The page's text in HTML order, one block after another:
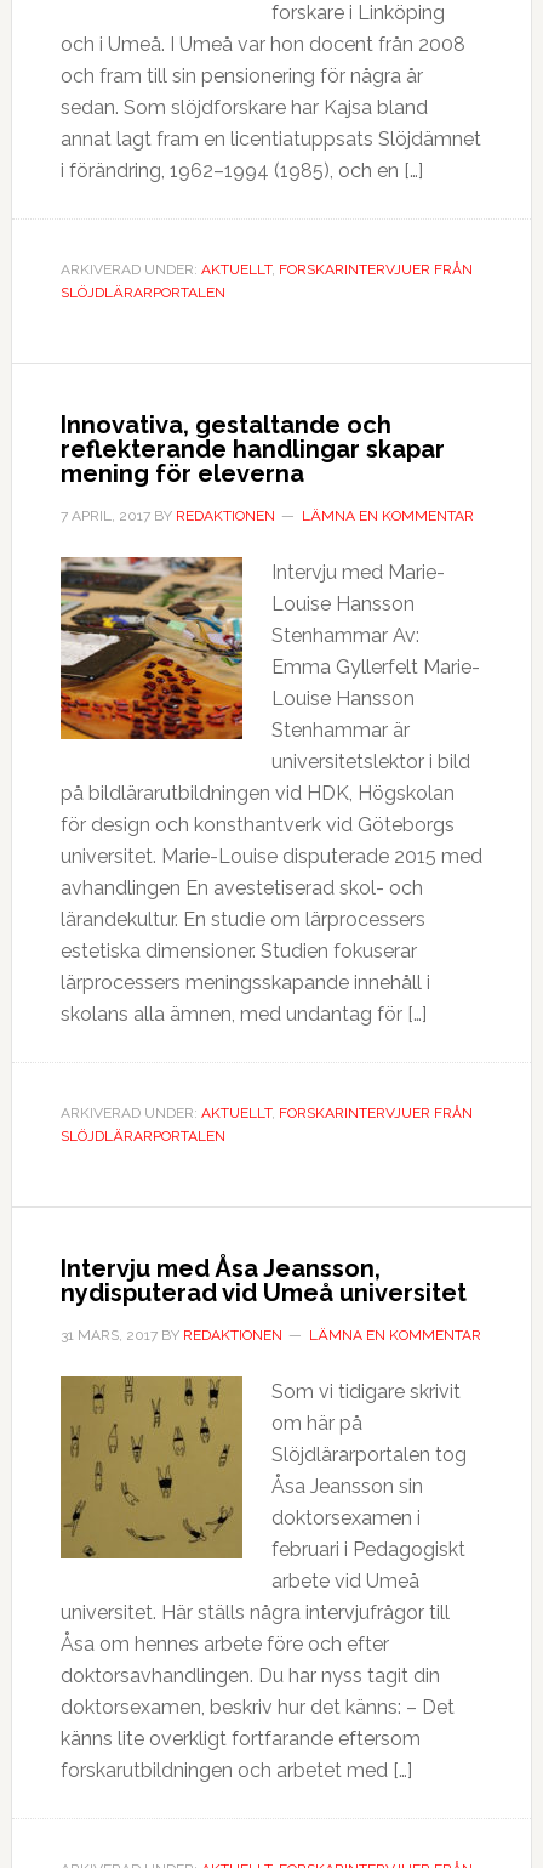
forskare i Linköping
och i Umeå. I Umeå var hon docent från 2008
och fram till sin pensionering för några år
sedan. Som slöjdforskare har Kajsa bland
annat lagt fram en licentiatuppsats Slöjdämnet
i förändring, 1962–1994 (1985), och en […]
ARKIVERAD UNDER: AKTUELLT, FORSKARINTERVJUER FRÅN
SLÖJDLÄRARPORTALEN
Innovativa, gestaltande och
reflekterande handlingar skapar
mening för eleverna
7 APRIL, 2017BY REDAKTIONEN LÄMNA EN KOMMENTAR
Intervju med Marie-
Louise Hansson
Stenhammar Av:
Emma Gyllerfelt Marie-
Louise Hansson
Stenhammar är
universitetslektor i bild
på bildlärarutbildningen vid HDK, Högskolan
för design och konsthantverk vid Göteborgs
universitet. Marie-Louise disputerade 2015 med
avhandlingen En avestetiserad skol- och
lärandekultur. En studie om lärprocessers
estetiska dimensioner. Studien fokuserar
lärprocessers meningsskapande innehåll i
skolans alla ämnen, med undantag för […]
ARKIVERAD UNDER: AKTUELLT, FORSKARINTERVJUER FRÅN
SLÖJDLÄRARPORTALEN
Intervju med Åsa Jeansson,
nydisputerad vid Umeå universitet
31 MARS, 2017BY REDAKTIONEN LÄMNA EN KOMMENTAR
Som vi tidigare skrivit
om här på
Slöjdlärarportalen tog
Åsa Jeansson sin
doktorsexamen i
februari i Pedagogiskt
arbete vid Umeå
universitet. Här ställs några intervjufrågor till
Åsa om hennes arbete före och efter
doktorsavhandlingen. Du har nyss tagit din
doktorsexamen, beskriv hur det känns: – Det
känns lite overkligt fortfarande eftersom
forskarutbildningen och arbetet med […]